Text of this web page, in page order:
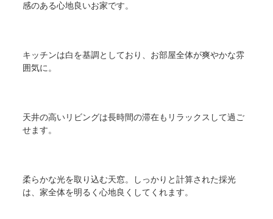
感のある心地良いお家です。
キッチンは白を基調としており、お部屋全体が爽やかな雰
囲気に。
天井の高いリビングは長時間の滞在もリラックスして過ご
せます。
柔らかな光を取り込む天窓。しっかりと計算された採光
は、家全体を明るく心地良くしてくれます。